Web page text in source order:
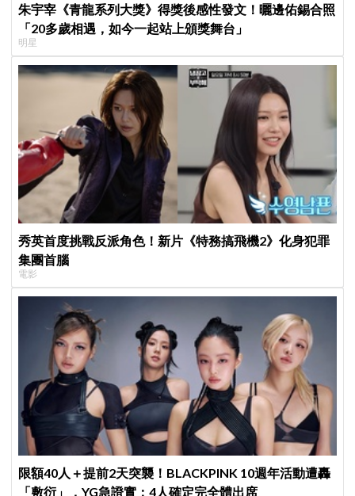
朱宇宰《青龍系列大獎》得獎後感性發文！曬邊佑錫合照
「20多歲相遇，如今一起站上頒獎舞台」
明星
秀英首度挑戰反派角色！新片《特務搞飛機2》化身犯罪
集團首腦
電影
限額40人＋提前2天突襲！BLACKPINK 10週年活動遭轟
「敷衍」，YG急證實：4人確定完全體出席